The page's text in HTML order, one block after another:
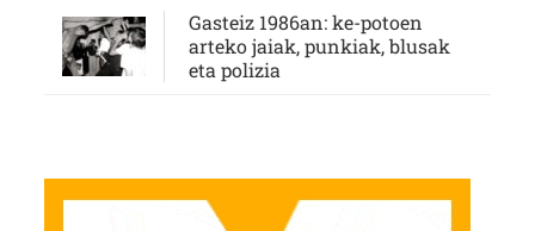
Gasteiz 1986an: ke-potoen
arteko jaiak, punkiak, blusak
eta polizia